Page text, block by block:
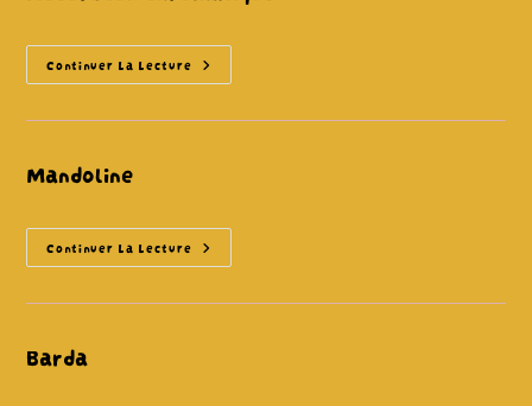
Continuer La Lecture Accordéon
Chromatique
Mandoline
Continuer La Lecture Mandoline
Barda